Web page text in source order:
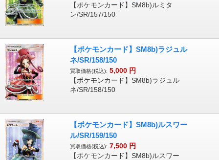
【ポケモンカード】SM8b)ルミタ
ン/SR/157/150
【ポケモンカード】SM8b)ラジュル
ネ/SR/158/150
買取価格(税込): 5,000 円
【ポケモンカード】SM8b)ラジュル
ネ/SR/158/150
【ポケモンカード】SM8b)ルスワー
ル/SR/159/150
買取価格(税込): 7,500 円
【ポケモンカード】SM8b)ルスワー